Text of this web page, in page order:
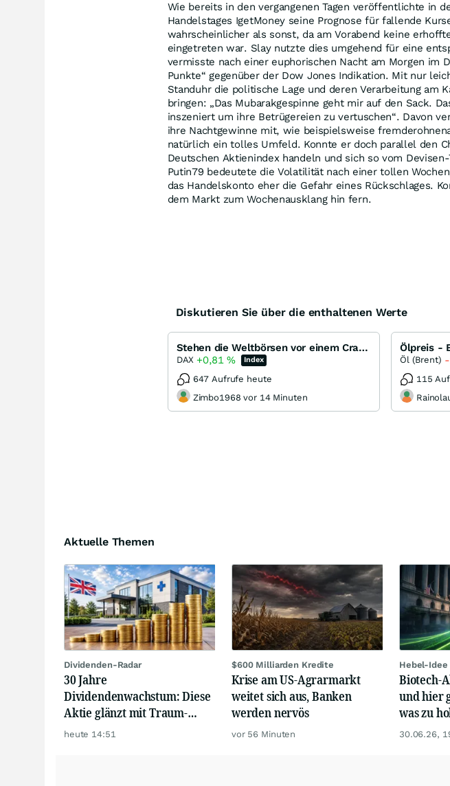
Wie bereits in den vergangenen Tagen veröffentlichte in
Handelstages IgetMoney seine Prognose für fallende
wahrscheinlicher als sonst, da am Vorabend keine
eingetreten war. Slay nutzte dies umgehend für eine
vermisste nach einer euphorischen Nacht am Morgen im
Punkte“ gegenüber der Dow Jones Indikation. Mit nur
Standuhr die politische Lage und deren Verarbeitung am
bringen: „Das Mubarakgespinne geht mir auf den Sack.
inszeniert um ihre Betrügereien zu vertuschen“. Davon
ihre Nachtgewinne mit, wie beispielsweise
natürlich ein tolles Umfeld. Konnte er doch parallel den
Deutschen Aktienindex handeln und sich so vom
Putin79 bedeutete die Volatilität nach einer tollen
das Handelskonto eher die Gefahr eines Rückschlages.
dem Markt zum Wochenausklang hin fern.
Diskutieren Sie über die enthaltenen Werte
Stehen die Weltbörsen vor einem Crash ???
DAX +0,81% Index
647 Aufrufe heute
Zimbo1968 vor 14 Minuten
Öl (Brent)
115
Aktuelle Themen
Dividenden-Radar
30 Jahre
Dividendenwachstum: Diese
Aktie glänzt mit Traum-
Renditen
heute 14:51
$600 Milliarden Kredite
Krise am US-Agrarmarkt
weitet sich aus, Banken
werden nervös
vor 56 Minuten
Hebel-Idee
Biotech-
und hier
was zu
30.06.26,